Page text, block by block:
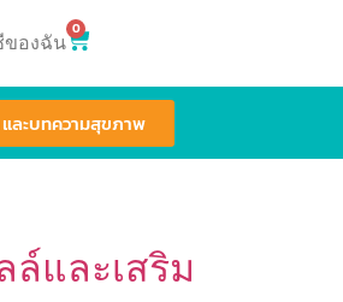
องฉัน 0
ละบทความสุขภาพ
และเสริม